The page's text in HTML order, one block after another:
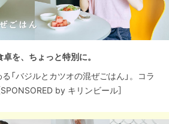
卓を、ちょっと特別に。
「バジルとカツオの混ぜごはん」。コラ
by キリンビール］